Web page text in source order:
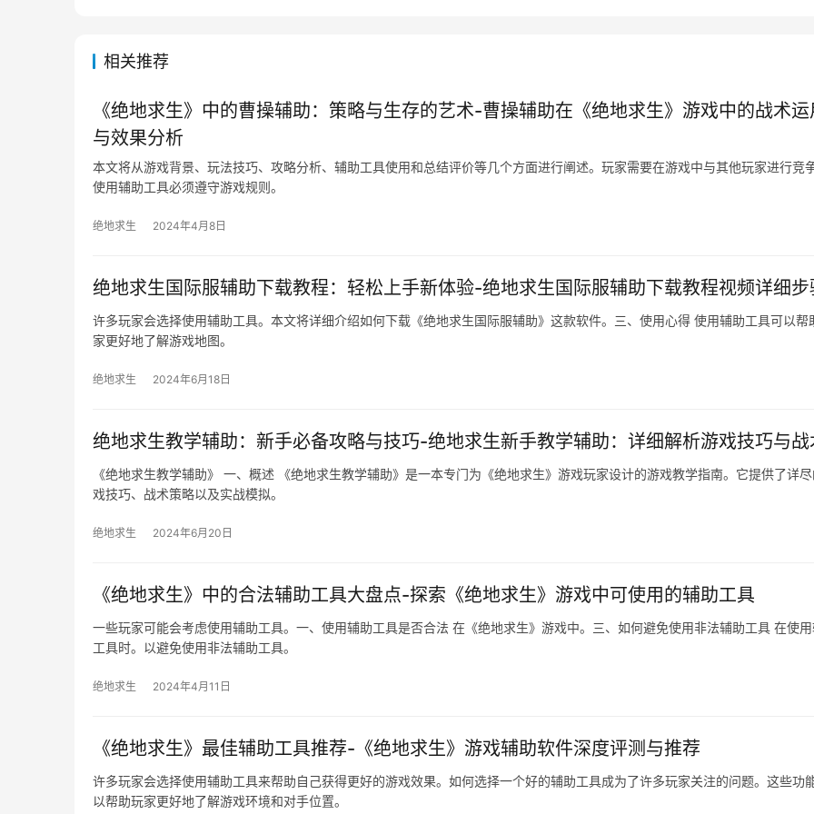
相关推荐
《绝地求生》中的曹操辅助：策略与生存的艺术-曹操辅助在《绝地求生》游戏中的战术运
与效果分析
本文将从游戏背景、玩法技巧、攻略分析、辅助工具使用和总结评价等几个方面进行阐述。玩家需要在游戏中与其他玩家进行竞争
使用辅助工具必须遵守游戏规则。
绝地求生 2024年4月8日
绝地求生国际服辅助下载教程：轻松上手新体验-绝地求生国际服辅助下载教程视频详细步
许多玩家会选择使用辅助工具。本文将详细介绍如何下载《绝地求生国际服辅助》这款软件。三、使用心得 使用辅助工具可以帮
家更好地了解游戏地图。
绝地求生 2024年6月18日
绝地求生教学辅助：新手必备攻略与技巧-绝地求生新手教学辅助：详细解析游戏技巧与战
《绝地求生教学辅助》 一、概述 《绝地求生教学辅助》是一本专门为《绝地求生》游戏玩家设计的游戏教学指南。它提供了详
戏技巧、战术策略以及实战模拟。
绝地求生 2024年6月20日
《绝地求生》中的合法辅助工具大盘点-探索《绝地求生》游戏中可使用的辅助工具
一些玩家可能会考虑使用辅助工具。一、使用辅助工具是否合法 在《绝地求生》游戏中。三、如何避免使用非法辅助工具 在使
工具时。以避免使用非法辅助工具。
绝地求生 2024年4月11日
《绝地求生》最佳辅助工具推荐-《绝地求生》游戏辅助软件深度评测与推荐
许多玩家会选择使用辅助工具来帮助自己获得更好的游戏效果。如何选择一个好的辅助工具成为了许多玩家关注的问题。这些功
以帮助玩家更好地了解游戏环境和对手位置。